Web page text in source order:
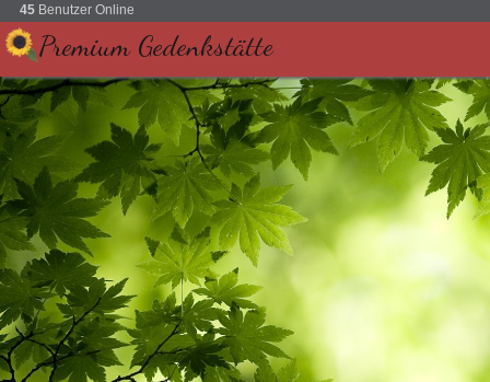
45 Benutzer Online
Premium Gedenkstätte